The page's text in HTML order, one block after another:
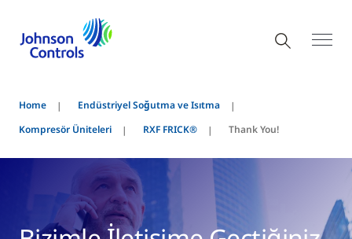
Home
Endüstriyel Soğutma ve Isıtma
Kompresör Üniteleri
RXF FRICK® Thank You!